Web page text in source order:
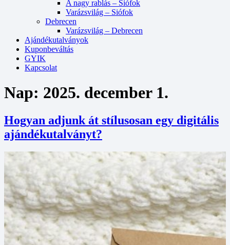
A nagy rablás – Siófok
Varázsvilág – Siófok
Debrecen
Varázsvilág – Debrecen
Ajándékutalványok
Kuponbeváltás
GYIK
Kapcsolat
Nap: 2025. december 1.
Hogyan adjunk át stílusosan egy digitális
ajándékutalványt?